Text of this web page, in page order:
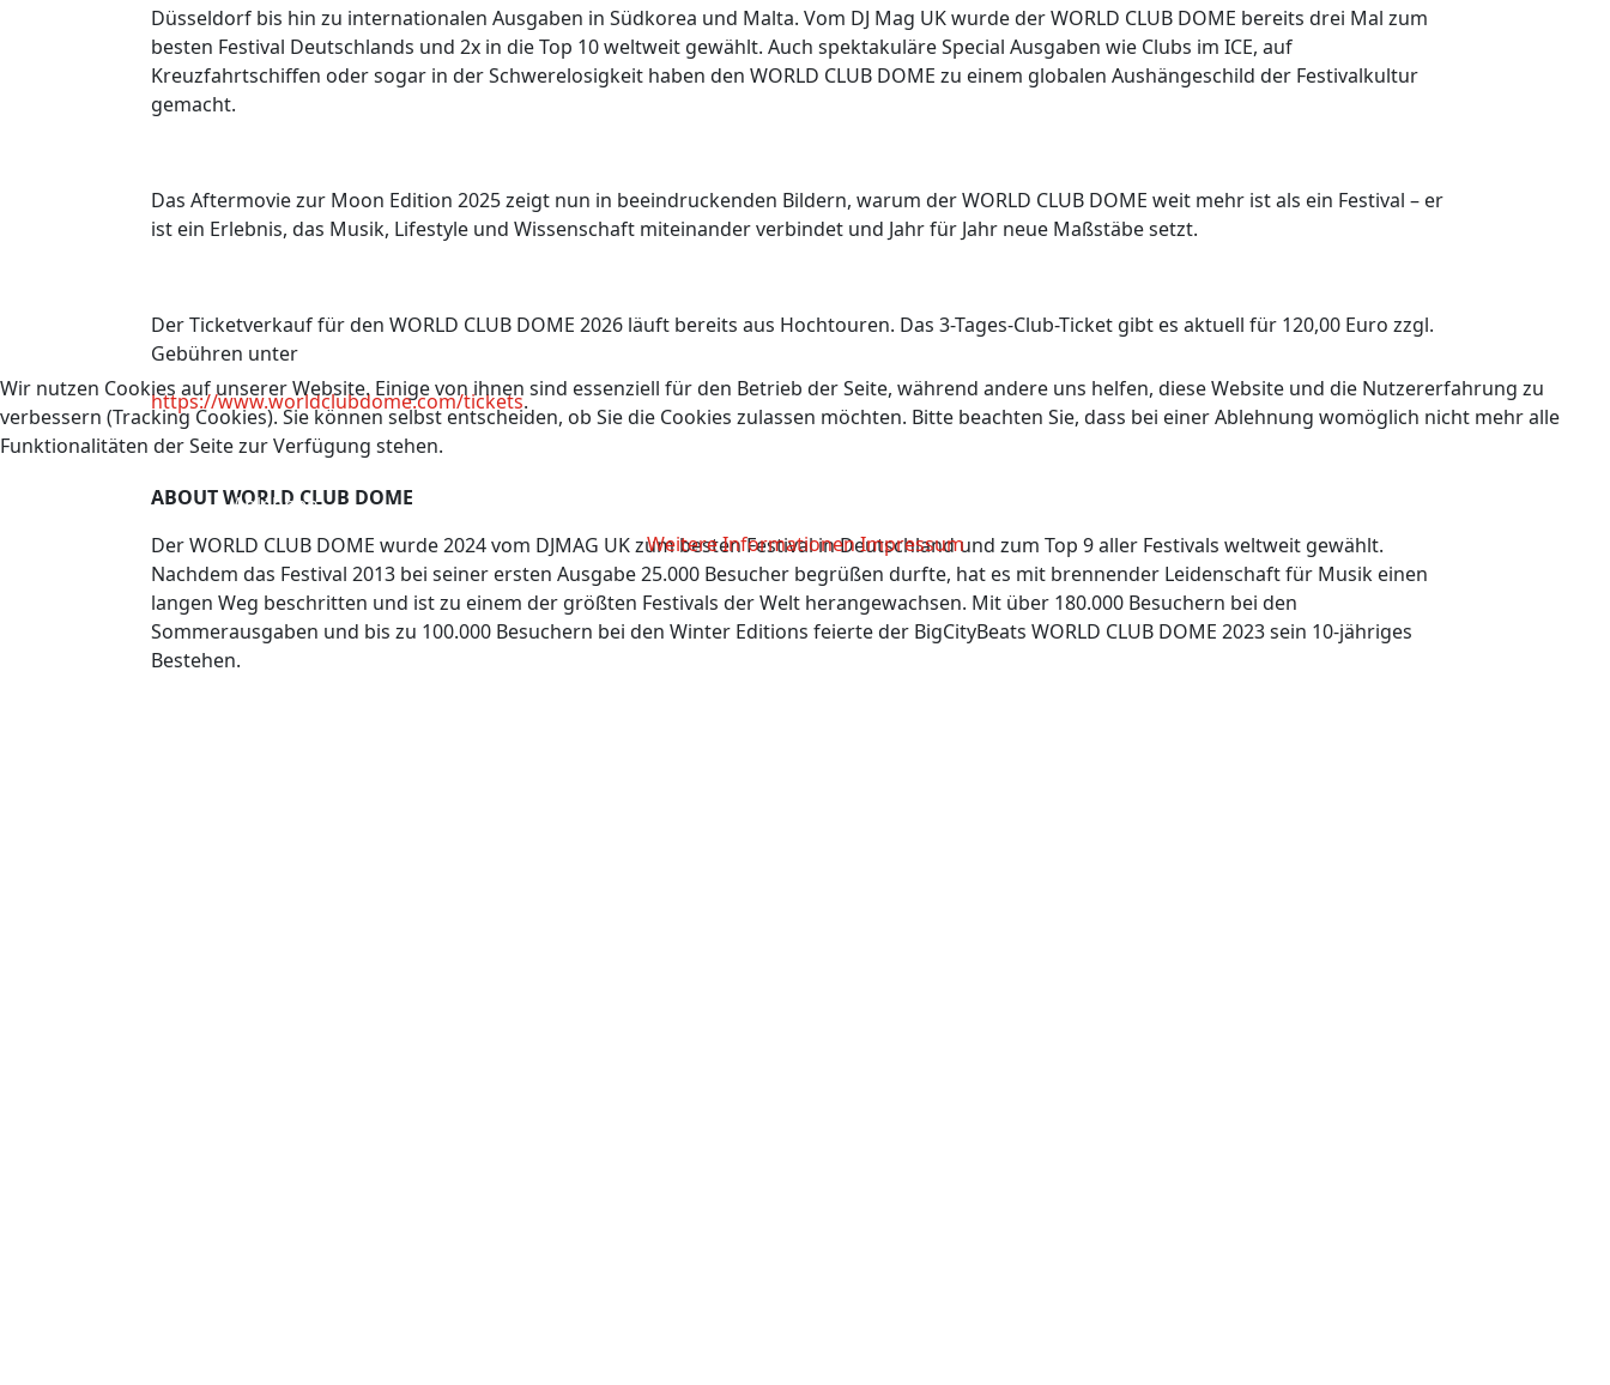
Düsseldorf bis hin zu internationalen Ausgaben in Südkorea und Malta. Vom DJ Mag UK wurde der WORLD CLUB DOME bereits drei Mal zum
besten Festival Deutschlands und 2x in die Top 10 weltweit gewählt. Auch spektakuläre Special Ausgaben wie Clubs im ICE, auf
Kreuzfahrtschiffen oder sogar in der Schwerelosigkeit haben den WORLD CLUB DOME zu einem globalen Aushängeschild der Festivalkultur
gemacht.
Das Aftermovie zur Moon Edition 2025 zeigt nun in beeindruckenden Bildern, warum der WORLD CLUB DOME weit mehr ist als ein Festival – er
ist ein Erlebnis, das Musik, Lifestyle und Wissenschaft miteinander verbindet und Jahr für Jahr neue Maßstäbe setzt.
Der Ticketverkauf für den WORLD CLUB DOME 2026 läuft bereits aus Hochtouren. Das 3-Tages-Club-Ticket gibt es aktuell für 120,00 Euro zzgl.
Gebühren unter
https://www.worldclubdome.com/tickets.
ABOUT WORLD CLUB DOME
Der WORLD CLUB DOME wurde 2024 vom DJMAG UK zum besten Festival in Deutschland und zum Top 9 aller Festivals weltweit gewählt.
Nachdem das Festival 2013 bei seiner ersten Ausgabe 25.000 Besucher begrüßen durfte, hat es mit brennender Leidenschaft für Musik einen
langen Weg beschritten und ist zu einem der größten Festivals der Welt herangewachsen. Mit über 180.000 Besuchern bei den
Sommerausgaben und bis zu 100.000 Besuchern bei den Winter Editions feierte der BigCityBeats WORLD CLUB DOME 2023 sein 10-jähriges
Bestehen.
Wir nutzen Cookies auf unserer Website. Einige von ihnen sind essenziell für den Betrieb der Seite, während andere uns helfen, diese Website und die Nutzererfahrung zu
verbessern (Tracking Cookies). Sie können selbst entscheiden, ob Sie die Cookies zulassen möchten. Bitte beachten Sie, dass bei einer Ablehnung womöglich nicht mehr alle
Funktionalitäten der Seite zur Verfügung stehen.
Ablehnen
Weitere Informationen Impressum